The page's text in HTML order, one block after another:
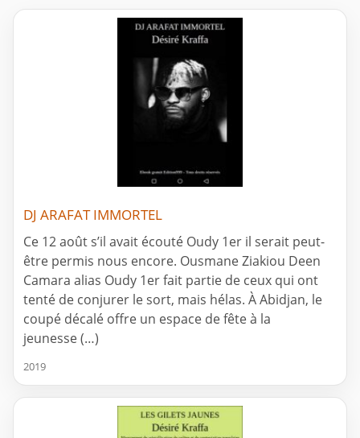
DJ ARAFAT IMMORTEL
Ce 12 août s’il avait écouté Oudy 1er il serait peut-
être permis nous encore. Ousmane Ziakiou Deen
Camara alias Oudy 1er fait partie de ceux qui ont
tenté de conjurer le sort, mais hélas. À Abidjan, le
coupé décalé offre un espace de fête à la
jeunesse (…)
2019